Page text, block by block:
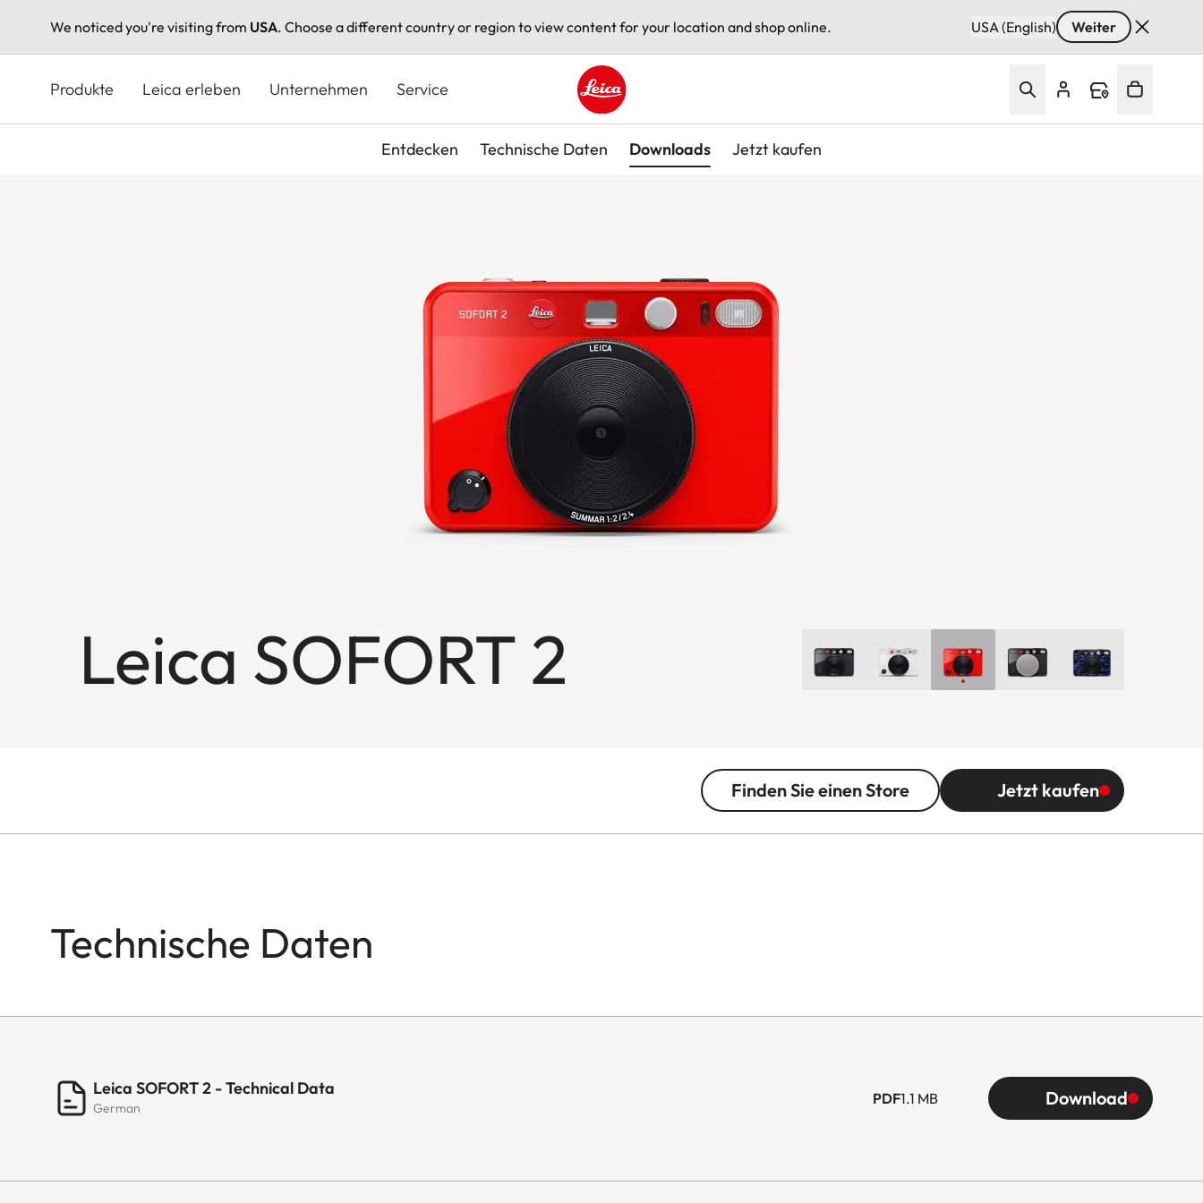
We noticed you're visiting from USA. Choose a different country or region to view content for your location and shop online. USA (English) Weiter
Produkte Leica erleben Unternehmen Service
Leica logo - Home
Entdecken Technische Daten Downloads Jetzt kaufen
Leica SOFORT 2
Finden Sie einen Store Jetzt kaufen
Technische Daten
Leica SOFORT 2 - Technical Data
German
PDF1.1 MB Download